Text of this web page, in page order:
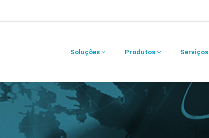
Soluções Produtos Serviços